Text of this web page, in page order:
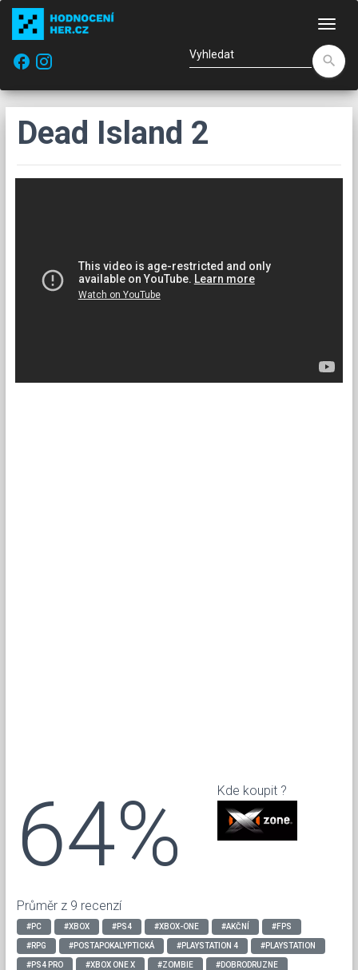
facebook
search
Dead Island 2
64%
Průměr z 9 recenzí
Kde koupit ?
#PC #XBOX #PS4 #XBOX-ONE #AKČNÍ #FPS
#RPG #POSTAPOKALYPTICKÁ #PLAYSTATION 4 #PLAYSTATION
#PS4 PRO #XBOX ONE X #ZOMBIE #DOBRODRUZNE